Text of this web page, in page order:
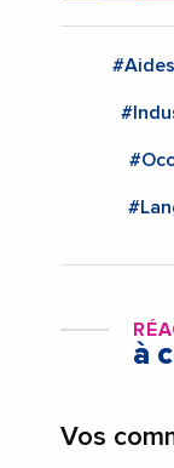
à
Vos